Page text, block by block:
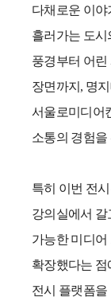
다채로운 이
흘러가는 도
풍경부터 어린
장면까지 , 명
서울로미디어
소통의 경험
특히 이번 전
강의실에서
가능한 미디
확장했다는
전시 플랫폼을